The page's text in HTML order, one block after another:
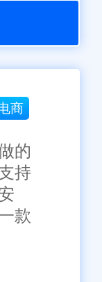
商
的
持
款